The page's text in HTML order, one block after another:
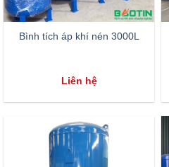
Bình tích áp khí nén 3000L
Liên hệ